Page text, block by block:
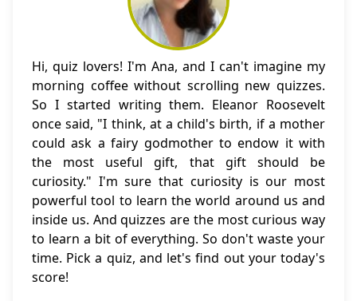
Hi, quiz lovers! I'm Ana, and I can't imagine my
morning coffee without scrolling new quizzes.
So I started writing them. Eleanor Roosevelt
once said, "I think, at a child's birth, if a mother
could ask a fairy godmother to endow it with
the most useful gift, that gift should be
curiosity." I'm sure that curiosity is our most
powerful tool to learn the world around us and
inside us. And quizzes are the most curious way
to learn a bit of everything. So don't waste your
time. Pick a quiz, and let's find out your today's
score!